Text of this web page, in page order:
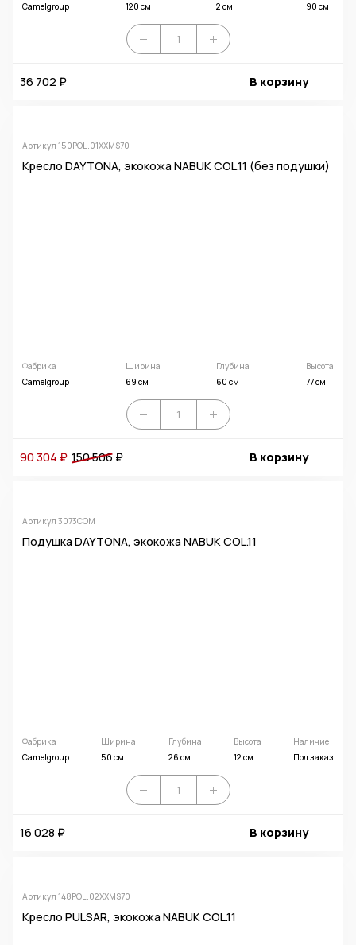
Camelgroup
120 см
2 см
90 см
36 702 ₽ В корзину
Артикул 150POL.01XXMS70
Кресло DAYTONA, экокожа NABUK COL.11 (без подушки)
Фабрика
Camelgroup
Ширина
69 см
Глубина
60 см
Высота
77 см
90 304 ₽ 150 506₽ В корзину
Артикул 3073COM
Подушка DAYTONA, экокожа NABUK COL.11
Фабрика
Camelgroup
Ширина
50 см
Глубина
26 см
Высота
12 см
Наличие
Под заказ
16 028 ₽ В корзину
Артикул 148POL.02XXMS70
Кресло PULSAR, экокожа NABUK COL.11